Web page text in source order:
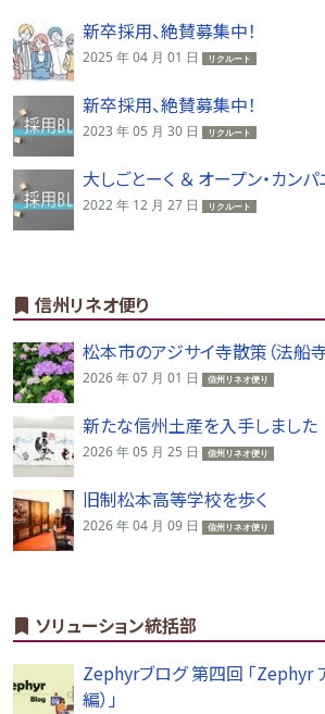
新卒採用、絶賛募集中！
2025 年 04 月 01 日 リクルート
新卒採用、絶賛募集中！
2023 年 05 月 30 日 リクルート
大しごとーく ＆ オープン・カン
2022 年 12 月 27 日 リクルート
信州リネオ便り
松本市のアジサイ寺散策（法船寺
2026 年 07 月 01 日 信州リネオ便り
新たな信州土産を入手しました
2026 年 05 月 25 日 信州リネオ便り
旧制松本高等学校を歩く
2026 年 04 月 09 日 信州リネオ便り
ソリューション統括部
Zephyrブログ 第四回 「Zephyr
編）」